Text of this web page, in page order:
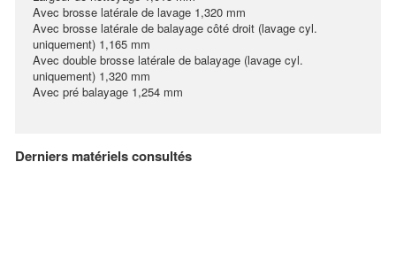
Avec brosse latérale de lavage 1,320 mm
Avec brosse latérale de balayage côté droit (lavage cyl.
uniquement) 1,165 mm
Avec double brosse latérale de balayage (lavage cyl.
uniquement) 1,320 mm
Avec pré balayage 1,254 mm
Derniers matériels consultés